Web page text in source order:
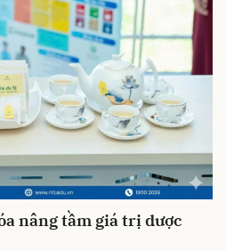
nâng tầm giá trị dược